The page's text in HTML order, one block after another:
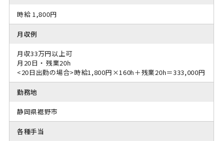
時給 1,800円
月収例
月収33万円以上可
月20日 ・ 残業20h
<20日出勤の場合>時給1,800円×160h＋残業20h＝333,000円
勤務地
静岡県裾野市
各種手当